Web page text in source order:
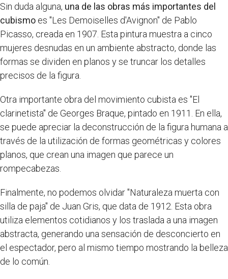
Sin duda alguna, una de las obras más importantes del
cubismo es "Les Demoiselles d'Avignon" de Pablo
Picasso, creada en 1907. Esta pintura muestra a cinco
mujeres desnudas en un ambiente abstracto, donde las
formas se dividen en planos y se truncar los detalles
precisos de la figura.
Otra importante obra del movimiento cubista es "El
clarinetista" de Georges Braque, pintado en 1911. En ella,
se puede apreciar la deconstrucción de la figura humana a
través de la utilización de formas geométricas y colores
planos, que crean una imagen que parece un
rompecabezas.
Finalmente, no podemos olvidar "Naturaleza muerta con
silla de paja" de Juan Gris, que data de 1912. Esta obra
utiliza elementos cotidianos y los traslada a una imagen
abstracta, generando una sensación de desconcierto en
el espectador, pero al mismo tiempo mostrando la belleza
de lo común.